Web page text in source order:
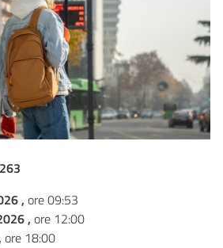
, ore 09:53
, ore 12:00
ore 18:00